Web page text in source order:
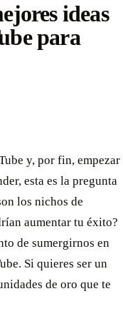
ideas
para
y, por fin, empezar
esta es la pregunta
los nichos de
aumentar tu éxito?
de sumergirnos en
Si quieres ser un
de oro que te